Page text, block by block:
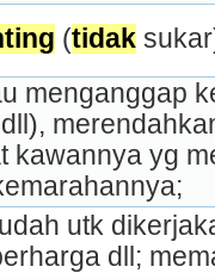
(tidak
menganggap
kawannya yg
utk
dll;